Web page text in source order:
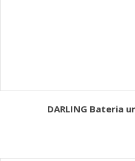
DARLING Bateria